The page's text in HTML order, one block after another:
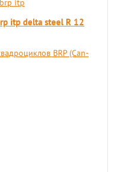
itp delta steel R 12
BRP (Can-